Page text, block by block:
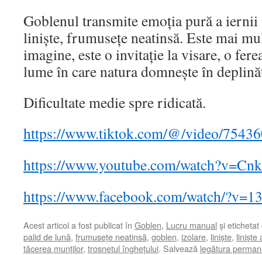
Goblenul transmite emoția pură a
liniște, frumusețe neatinsă. Este mai
imagine, este o invitație la visare, o
lume în care natura domnește în
Dificultate medie spre ridicată.
https://www.tiktok.com/@/video/
https://www.youtube.com/
https://www.facebook.com/watch/
Acest articol a fost publicat în Goblen, Lucru manual și
palid de lună, frumusețe neatinsă, goblen, izolare, liniște, liniște
tăcerea munților, trosnetul înghețului. Salvează legătura